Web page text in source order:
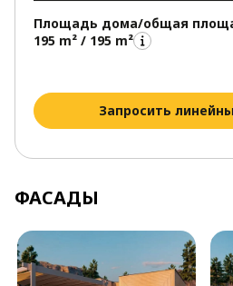
Площадь дома/общая
195 m² / 195 m²
Запросить
ФАСАДЫ